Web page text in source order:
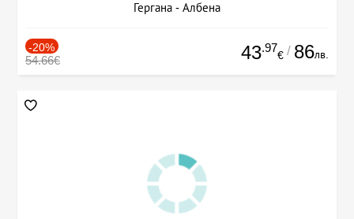
Гергана - Албена
-20%
54.66€ 43.97
€ / 86лв.